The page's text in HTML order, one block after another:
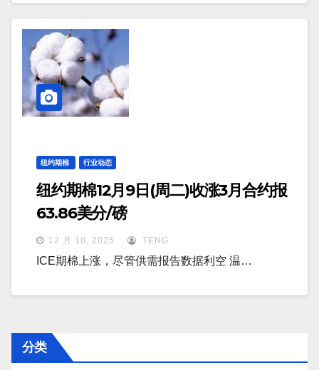
纽约期棉 行业动态
纽约期棉12月9日(周二)收涨3月合约报
63.86美分/磅
12 月 10, 2025 TENG
ICE期棉上涨，尽管供需报告数据利空 温…
分类